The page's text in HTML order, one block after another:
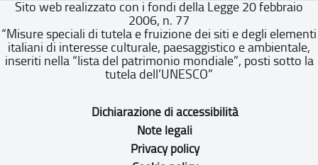
Sito web realizzato con i fondi della Legge 20 febbraio
2006, n. 77
“Misure speciali di tutela e fruizione dei siti e degli elementi
italiani di interesse culturale, paesaggistico e ambientale,
inseriti nella “lista del patrimonio mondiale”, posti sotto la
tutela dell’UNESCO”
Dichiarazione di accessibilità
Note legali
Privacy policy